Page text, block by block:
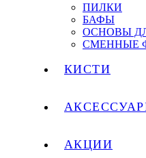
ПИЛКИ
БАФЫ
ОСНОВЫ
СМЕННЫЕ
КИСТИ
АКЦИИ